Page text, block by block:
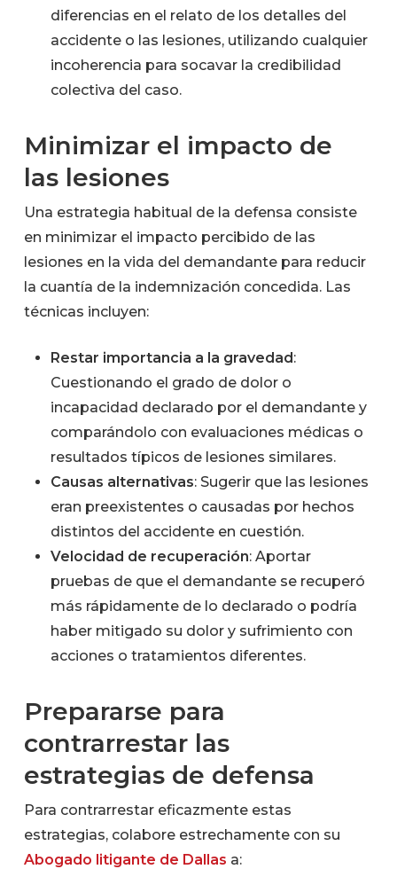
diferencias en el relato de los detalles del
accidente o las lesiones, utilizando cualquier
incoherencia para socavar la credibilidad
colectiva del caso.
Minimizar el impacto de
las lesiones
Una estrategia habitual de la defensa consiste
en minimizar el impacto percibido de las
lesiones en la vida del demandante para reducir
la cuantía de la indemnización concedida. Las
técnicas incluyen:
Restar importancia a la gravedad:
Cuestionando el grado de dolor o
incapacidad declarado por el demandante y
comparándolo con evaluaciones médicas o
resultados típicos de lesiones similares.
Causas alternativas: Sugerir que las lesiones
eran preexistentes o causadas por hechos
distintos del accidente en cuestión.
Velocidad de recuperación: Aportar
pruebas de que el demandante se recuperó
más rápidamente de lo declarado o podría
haber mitigado su dolor y sufrimiento con
acciones o tratamientos diferentes.
Prepararse para
contrarrestar las
estrategias de defensa
Para contrarrestar eficazmente estas
estrategias, colabore estrechamente con su
Abogado litigante de Dallas a: